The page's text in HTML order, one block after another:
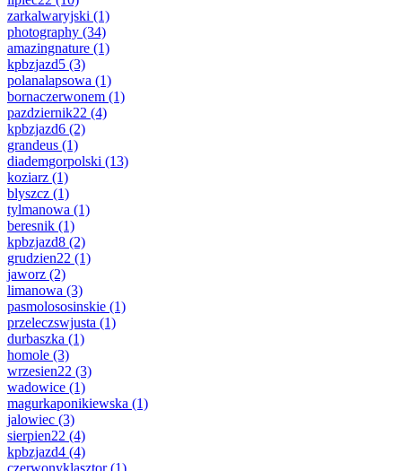
zarkalwaryjski (1)
photography (34)
amazingnature (1)
kpbzjazd5 (3)
polanalapsowa (1)
bornaczerwonem (1)
pazdziernik22 (4)
kpbzjazd6 (2)
grandeus (1)
diademgorpolski (13)
koziarz (1)
blyszcz (1)
tylmanowa (1)
beresnik (1)
kpbzjazd8 (2)
grudzien22 (1)
jaworz (2)
limanowa (3)
pasmolososinskie (1)
przeleczswjusta (1)
durbaszka (1)
homole (3)
wrzesien22 (3)
wadowice (1)
magurkaponikiewska (1)
jalowiec (3)
sierpien22 (4)
kpbzjazd4 (4)